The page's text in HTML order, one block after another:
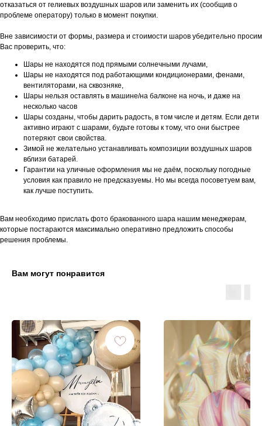
отказаться от гелиевых воздушных шаров или заменить их (сообщив о
проблеме оператору) только в момент покупки.
Вне зависимости от формы, размера и стоимости шаров убедительно просим
Вас проверить, что:
Шары не находятся под прямыми солнечными лучами,
Шары не находятся под работающими кондиционерами, фенами,
вентиляторами, на сквозняке,
Шары нельзя оставлять в машине/на балконе на ночь, и даже на
несколько часов
Шары созданы, чтобы дарить радость, в том числе и детям. Если дети
активно играют с шарами, будьте готовы к тому, что они быстрее
потеряют свои свойства.
Зимой не желательно устанавливать композиции воздушных шаров
вблизи батарей.
Гарантии на уличные оформления мы не даём, поскольку погодные
условия как правило не предсказуемы. Но мы всегда посоветуем вам,
как лучше поступить.
Вам необходимо прислать фото бракованного шара нашим менеджерам,
которые постараются максимально оперативно предложить способы
решения проблемы.
Вам могут понравится